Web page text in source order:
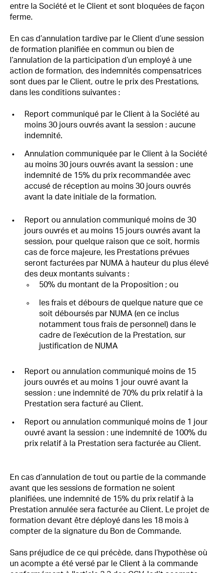
entre la Société et le Client et sont bloquées de façon
ferme.
En cas d’annulation tardive par le Client d’une session
de formation planifiée en commun ou bien de
l’annulation de la participation d’un employé à une
action de formation, des indemnités compensatrices
sont dues par le Client, outre le prix des Prestations,
dans les conditions suivantes :
Report communiqué par le Client à la Société au
moins 30 jours ouvrés avant la session : aucune
indemnité.
Annulation communiquée par le Client à la Société
au moins 30 jours ouvrés avant la session : une
indemnité de 15% du prix recommandée avec
accusé de réception au moins 30 jours ouvrés
avant la date initiale de la formation.
Report ou annulation communiqué moins de 30
jours ouvrés et au moins 15 jours ouvrés avant la
session, pour quelque raison que ce soit, hormis
cas de force majeure, les Prestations prévues
seront facturées par NUMA à hauteur du plus élevé
des deux montants suivants :
50% du montant de la Proposition ; ou
les frais et débours de quelque nature que ce
soit déboursés par NUMA (en ce inclus
notamment tous frais de personnel) dans le
cadre de l’exécution de la Prestation, sur
justification de NUMA
Report ou annulation communiqué moins de 15
jours ouvrés et au moins 1 jour ouvré avant la
session : une indemnité de 70% du prix relatif à la
Prestation sera facturé au Client.
Report ou annulation communiqué moins de 1 jour
ouvré avant la session : une indemnité de 100% du
prix relatif à la Prestation sera facturée au Client.
En cas d’annulation de tout ou partie de la commande
avant que les sessions de formation ne soient
planifiées, une indemnité de 15% du prix relatif à la
Prestation annulée sera facturée au Client. Le projet de
formation devant être déployé dans les 18 mois à
compter de la signature du Bon de Commande.
Sans préjudice de ce qui précède, dans l’hypothèse où
un acompte a été versé par le Client à la commande